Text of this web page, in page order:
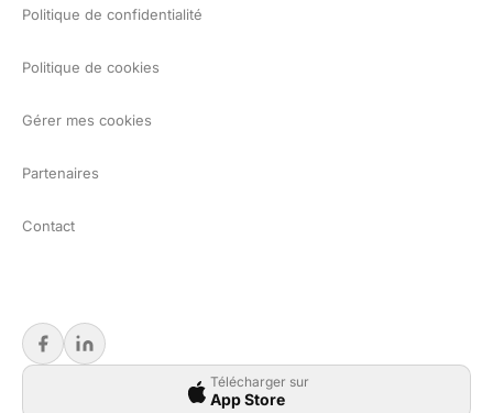
Politique de confidentialité
Politique de cookies
Gérer mes cookies
Partenaires
Contact
Télécharger sur
App Store